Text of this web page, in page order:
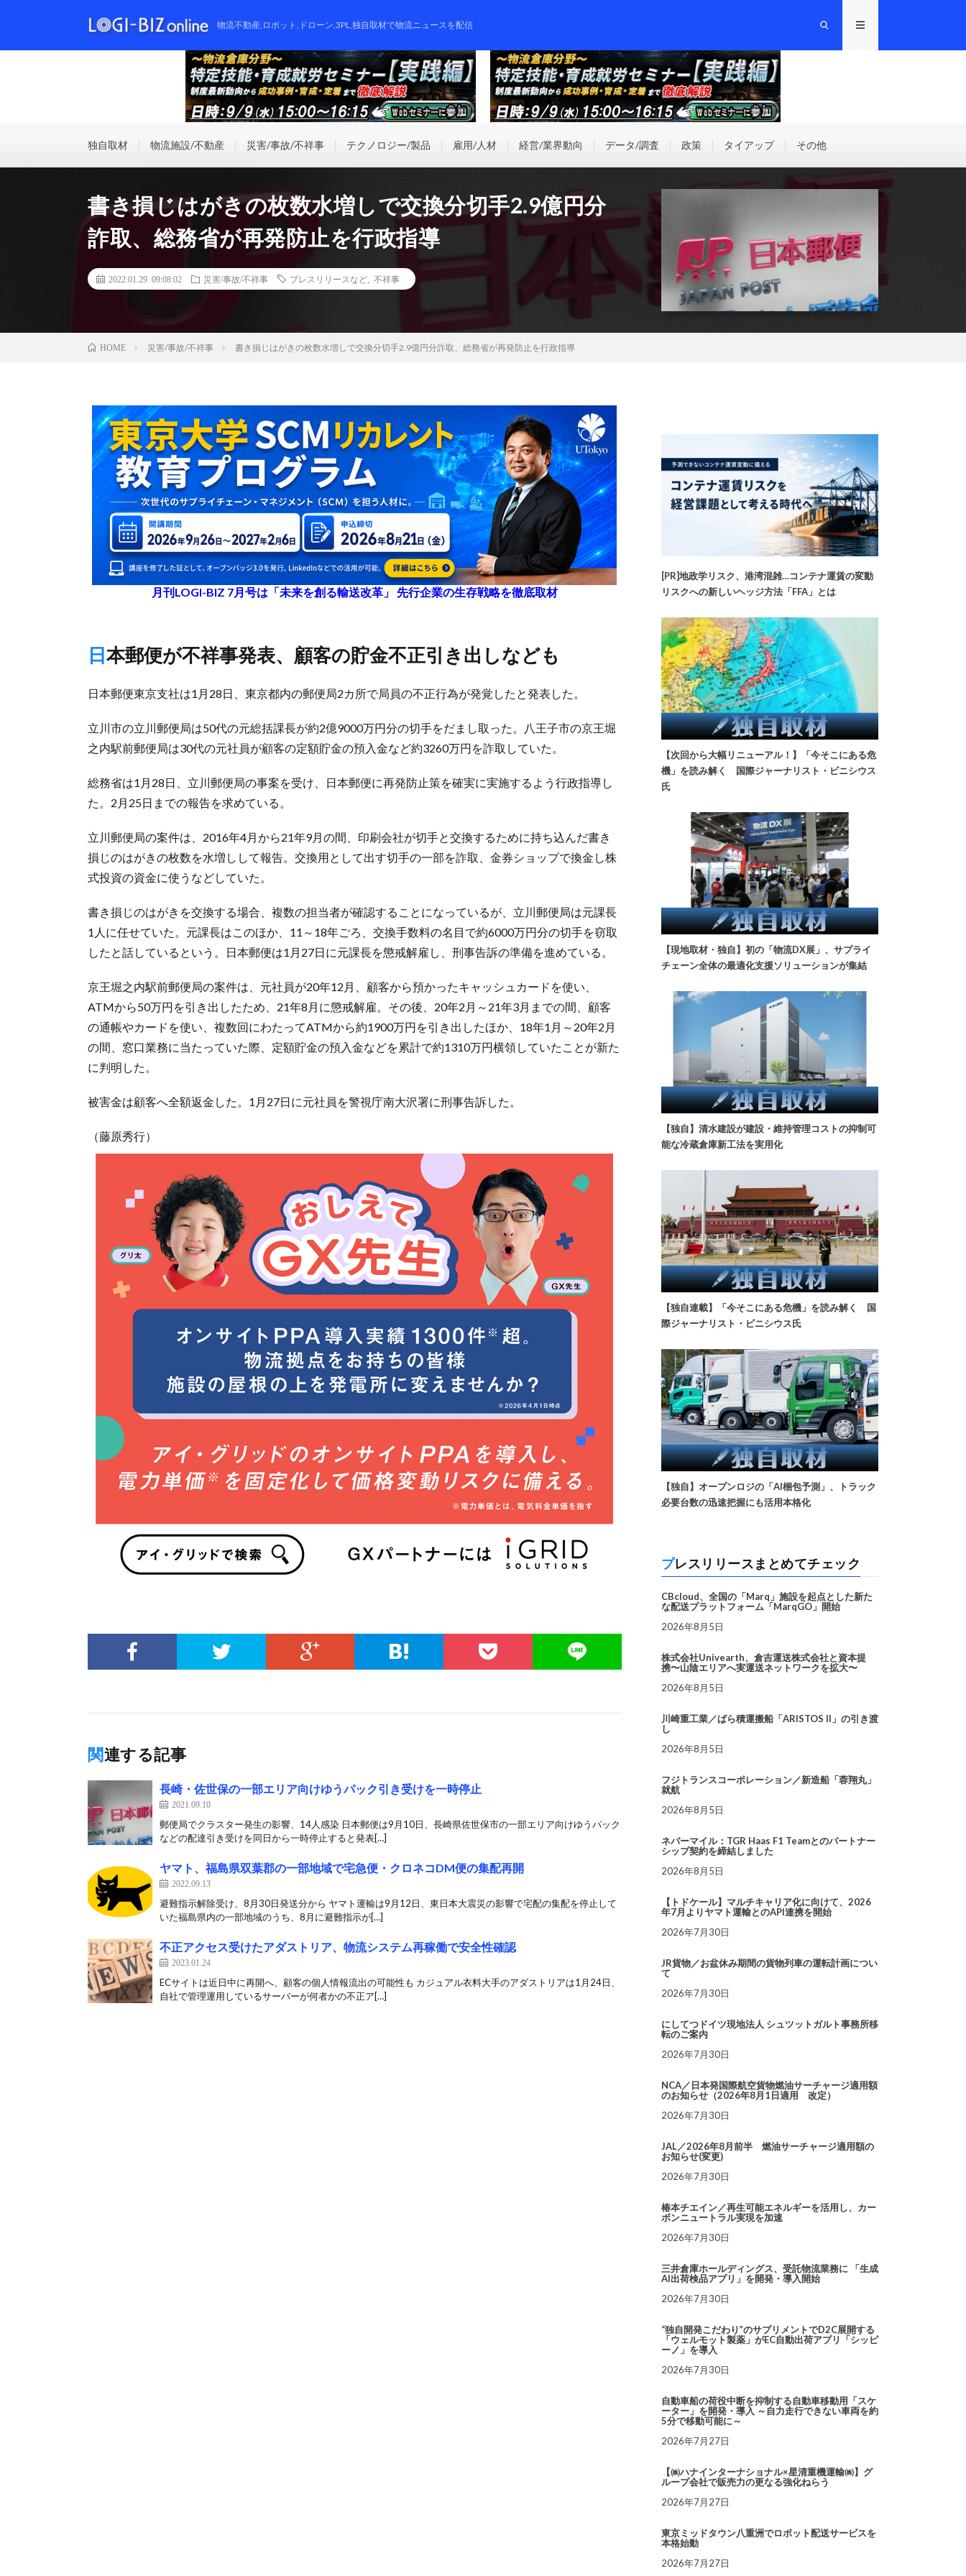
物流不動産,ロボット,ドローン,3PL,独自取材で物流ニュースを配信
独自取材 物流施設/不動産 災害/事故/不祥事 テクノロジー/製品 雇用/人材 経営/業界動向 データ/調査 政策 タイアップ その他
書き損じはがきの枚数水増しで交換分切手2.9億円分
詐取、総務省が再発防止を行政指導
2022.01.29 09:08:02 災害/事故/不祥事 プレスリリースなど 不祥事
HOME 災害/事故/不祥事 書き損じはがきの枚数水増しで交換分切手2.9億円分詐取、総務省が再発防止を行政指導
月刊LOGI-BIZ 7月号は「未来を創る輸送改革」 先行企業の生存戦略を徹底取材
日本郵便が不祥事発表、顧客の貯金不正引き出しなども
日本郵便東京支社は1月28日、東京都内の郵便局2カ所で局員の不正行為が発覚したと発表した。
立川市の立川郵便局は50代の元総括課長が約2億9000万円分の切手をだまし取った。八王子市の京王堀
之内駅前郵便局は30代の元社員が顧客の定額貯金の預入金など約3260万円を詐取していた。
総務省は1月28日、立川郵便局の事案を受け、日本郵便に再発防止策を確実に実施するよう行政指導し
た。2月25日までの報告を求めている。
立川郵便局の案件は、2016年4月から21年9月の間、印刷会社が切手と交換するために持ち込んだ書き
損じのはがきの枚数を水増しして報告。交換用として出す切手の一部を詐取、金券ショップで換金し株
式投資の資金に使うなどしていた。
書き損じのはがきを交換する場合、複数の担当者が確認することになっているが、立川郵便局は元課長
1人に任せていた。元課長はこのほか、11～18年ごろ、交換手数料の名目で約6000万円分の切手を窃取
したと話しているという。日本郵便は1月27日に元課長を懲戒解雇し、刑事告訴の準備を進めている。
京王堀之内駅前郵便局の案件は、元社員が20年12月、顧客から預かったキャッシュカードを使い、
ATMから50万円を引き出したため、21年8月に懲戒解雇。その後、20年2月～21年3月までの間、顧客
の通帳やカードを使い、複数回にわたってATMから約1900万円を引き出したほか、18年1月～20年2月
の間、窓口業務に当たっていた際、定額貯金の預入金などを累計で約1310万円横領していたことが新た
に判明した。
被害金は顧客へ全額返金した。1月27日に元社員を警視庁南大沢署に刑事告訴した。
（藤原秀行）
関連する記事
長崎・佐世保の一部エリア向けゆうパック引き受けを一時停止
2021.09.10
郵便局でクラスター発生の影響、14人感染 日本郵便は9月10日、長崎県佐世保市の一部エリア向けゆうパック
などの配達引き受けを同日から一時停止すると発表[…]
ヤマト、福島県双葉郡の一部地域で宅急便・クロネコDM便の集配再開
2022.09.13
避難指示解除受け、8月30日発送分から ヤマト運輸は9月12日、東日本大震災の影響で宅配の集配を停止して
いた福島県内の一部地域のうち、8月に避難指示が[…]
不正アクセス受けたアダストリア、物流システム再稼働で安全性確認
2023.01.24
ECサイトは近日中に再開へ、顧客の個人情報流出の可能性も カジュアル衣料大手のアダストリアは1月24日、
自社で管理運用しているサーバーが何者かの不正ア[…]
[PR]地政学リスク、港湾混雑…コンテナ運賃の変動
リスクへの新しいヘッジ方法「FFA」とは
【次回から大幅リニューアル！】「今そこにある危
機」を読み解く 国際ジャーナリスト・ビニシウス
氏
【現地取材・独自】初の「物流DX展」、サプライ
チェーン全体の最適化支援ソリューションが集結
【独自】清水建設が建設・維持管理コストの抑制可
能な冷蔵倉庫新工法を実用化
【独自連載】「今そこにある危機」を読み解く 国
際ジャーナリスト・ビニシウス氏
【独自】オープンロジの「AI梱包予測」、トラック
必要台数の迅速把握にも活用本格化
プレスリリースまとめてチェック
CBcloud、全国の「Marq」施設を起点とした新た
な配送プラットフォーム「MarqGO」開始
2026年8月5日
株式会社Univearth、倉吉運送株式会社と資本提
携〜山陰エリアへ実運送ネットワークを拡大〜
2026年8月5日
川崎重工業／ばら積運搬船「ARISTOS II」の引き渡
し
2026年8月5日
フジトランスコーポレーション／新造船「蓉翔丸」
就航
2026年8月5日
ネバーマイル：TGR Haas F1 Teamとのパートナー
シップ契約を締結しました
2026年8月5日
【トドケール】マルチキャリア化に向けて、2026
年7月よりヤマト運輸とのAPI連携を開始
2026年7月30日
JR貨物／お盆休み期間の貨物列車の運転計画につい
て
2026年7月30日
にしてつドイツ現地法人 シュツットガルト事務所移
転のご案内
2026年7月30日
NCA／日本発国際航空貨物燃油サーチャージ適用額
のお知らせ（2026年8月1日適用 改定）
2026年7月30日
JAL／2026年8月前半 燃油サーチャージ適用額の
お知らせ(変更)
2026年7月30日
椿本チエイン／再生可能エネルギーを活用し、カー
ボンニュートラル実現を加速
2026年7月30日
三井倉庫ホールディングス、受託物流業務に 「生成
AI出荷検品アプリ」を開発・導入開始
2026年7月30日
“独自開発こだわり”のサプリメントでD2C展開する
「ウェルモット製薬」がEC自動出荷アプリ「シッピ
ーノ」を導入
2026年7月30日
自動車船の荷役中断を抑制する自動車移動用「スケ
ーター」を開発・導入 ～自力走行できない車両を約
5分で移動可能に～
2026年7月27日
【㈱ハナインターナショナル×星清重機運輸㈱】グ
ループ会社で販売力の更なる強化ねらう
2026年7月27日
東京ミッドタウン八重洲でロボット配送サービスを
本格始動
2026年7月27日